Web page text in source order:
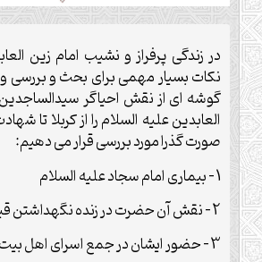
در زندگی پرفراز و نشیب امام زین
نکات بسیار مهمی برای بحث و بررسی
گوشه ای از نقش احیاگر
العابدین علیه السلام را از کربلا تا
صورت گذرا مورد بررسی قرار می دهیم:
1 – بیماری امام سجاد علیه السلام
2 – نقش آن حضرت در زنده نگهداشتن قیام عاشورا
3 – حضور ایشان در جمع اسرای اهل بیت علیهم السلام